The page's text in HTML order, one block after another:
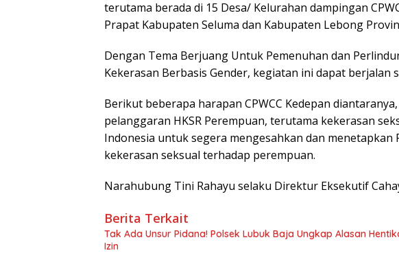
terutama berada di 15 Desa/ Kelurahan dampingan
Prapat Kabupaten Seluma dan Kabupaten Lebong
Dengan Tema Berjuang Untuk Pemenuhan dan
Kekerasan Berbasis Gender, kegiatan ini dapat berjalan
Berikut beberapa harapan CPWCC Kedepan
pelanggaran HKSR Perempuan, terutama kekerasan
Indonesia untuk segera mengesahkan dan menetapkan
kekerasan seksual terhadap perempuan.
Narahubung Tini Rahayu selaku Direktur Eksekutif
Berita Terkait
Tak Ada Unsur Pidana! Polsek Lubuk Baja Ungkap Alasan
Izin